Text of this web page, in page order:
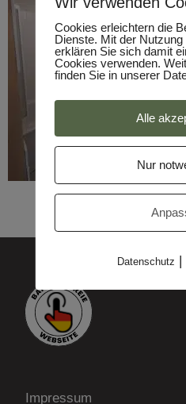
Impressum
Cookies erleichtern die
Dienste. Mit der
erklären Sie sich damit
Cookies verwenden.
finden Sie in unserer
Alle
Nur
Datenschutz |